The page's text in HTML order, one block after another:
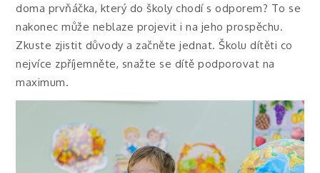
doma prvňáčka, který do školy chodí s odporem? To se
nakonec může neblaze projevit i na jeho prospěchu.
Zkuste zjistit důvody a začněte jednat. Školu dítěti co
nejvíce zpříjemněte, snažte se dítě podporovat na
maximum.